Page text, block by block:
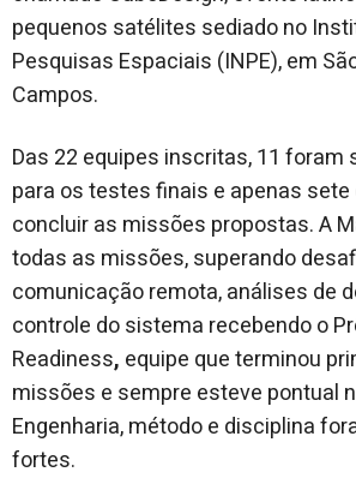
pequenos satélites sediado no
Pesquisas Espaciais (INPE), em
Campos.
Das 22 equipes inscritas, 11 foram
para os testes finais e apenas
concluir as missões propostas. A
todas as missões, superando
comunicação remota, análises de
controle do sistema recebendo o
Readiness, equipe que terminou
missões e sempre esteve pontual
Engenharia, método e disciplina
fortes.